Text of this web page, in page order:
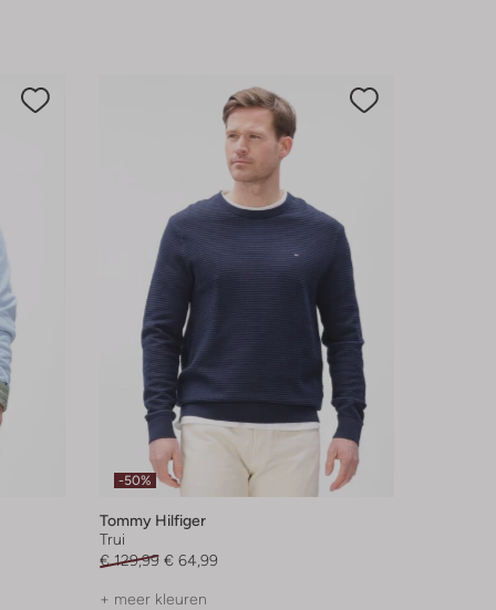
-50%
Tommy Hilfiger
Trui
€ 129,99 € 64,99
+ meer kleuren